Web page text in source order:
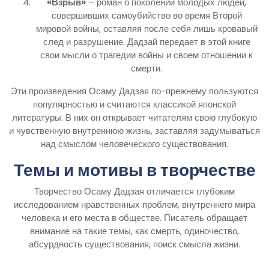
совершивших самоубийство во время Второй
мировой войны, оставляя после себя лишь кровавый
след и разрушение. Дадзай передает в этой книге
свои мысли о трагедии войны и своем отношении к
смерти.
Эти произведения Осаму Дадзая по-прежнему пользуются
популярностью и считаются классикой японской
литературы. В них он открывает читателям свою глубокую
и чувственную внутреннюю жизнь, заставляя задумываться
над смыслом человеческого существования.
Темы и мотивы в творчестве
Творчество Осаму Дадзая отличается глубоким
исследованием нравственных проблем, внутреннего мира
человека и его места в обществе. Писатель обращает
внимание на такие темы, как смерть, одиночество,
абсурдность существования, поиск смысла жизни.